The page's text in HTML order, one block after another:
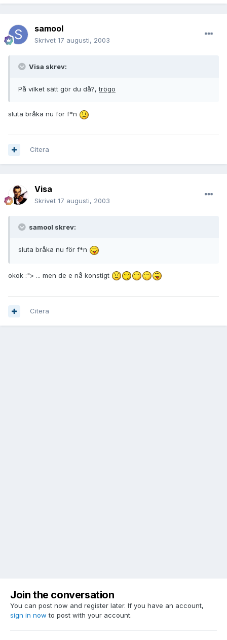
samool
Skrivet 17 augusti, 2003
Visa skrev:
På vilket sätt gör du då?,trögo
sluta bråka nu för f*n
Citera
Visa
Skrivet 17 augusti, 2003
samool skrev:
sluta bråka nu för f*n
okok :"> ... men de e nå konstigt
Citera
Join the conversation
You can post now and register later. If you have an account,
sign in now to post with your account.